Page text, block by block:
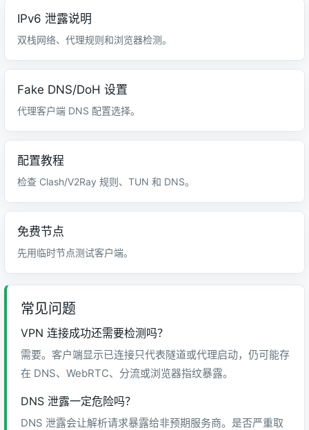
IPv6 泄露说明
双栈网络、代理规则和浏览器检测。
Fake DNS/DoH 设置
代理客户端 DNS 配置选择。
配置教程
检查 Clash/V2Ray 规则、TUN 和 DNS。
免费节点
先用临时节点测试客户端。
常见问题
VPN 连接成功还需要检测吗？
需要。客户端显示已连接只代表隧道或代理启动，仍可能存
在 DNS、WebRTC、分流或浏览器指纹暴露。
DNS 泄露一定危险吗？
DNS 泄露会让解析请求暴露给非预期服务商。是否严重取